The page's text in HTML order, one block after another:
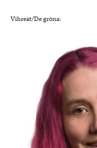
Vihreät/De gröna: